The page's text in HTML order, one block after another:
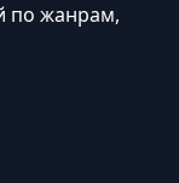
по жанрам,